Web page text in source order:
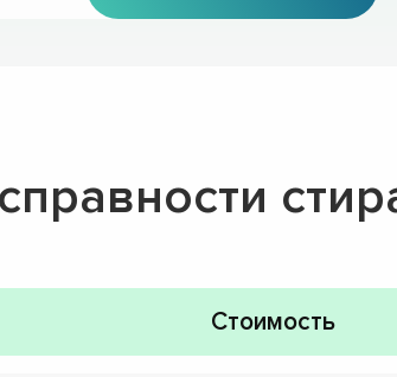
Стоимость